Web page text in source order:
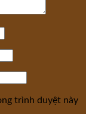
trình duyệt này